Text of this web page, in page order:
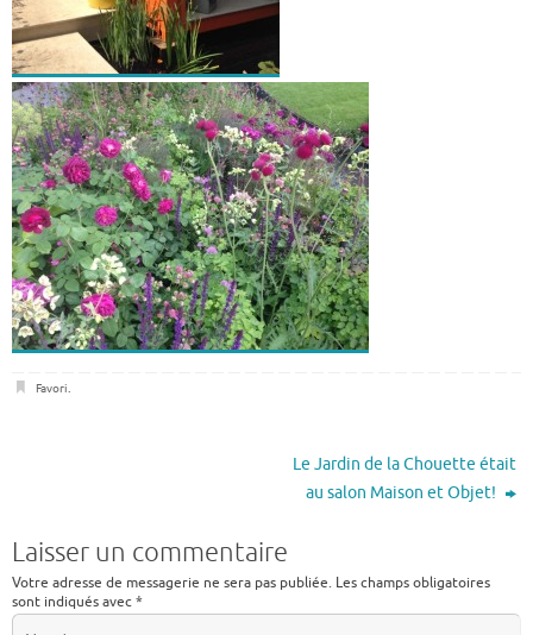
Favori.
Le Jardin de la Chouette était
au salon Maison et Objet!
Laisser un commentaire
Votre adresse de messagerie ne sera pas publiée. Les champs obligatoires
sont indiqués avec*